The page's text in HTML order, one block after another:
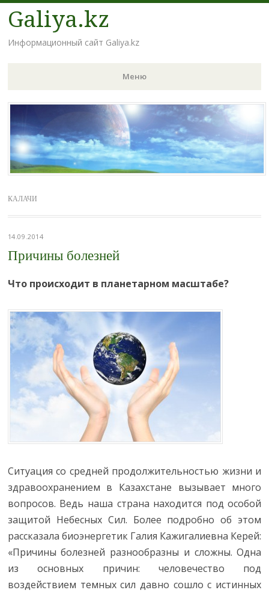
Galiya.kz
Информационный сайт Galiya.kz
Меню
Наверх
КАЛАЧИ
14.09.2014
Причины болезней
Что происходит в планетарном масштабе?
Ситуация со средней продолжительностью жизни и
здравоохранением в Казахстане вызывает много
вопросов. Ведь наша страна находится под особой
защитой Небесных Сил. Более подробно об этом
рассказала биоэнергетик Галия Кажигалиевна Керей:
«Причины болезней разнообразны и сложны. Одна
из основных причин: человечество под
воздействием темных сил давно сошло с истинных